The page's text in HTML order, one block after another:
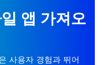
앱 가져오
사용자 경험과 뛰어